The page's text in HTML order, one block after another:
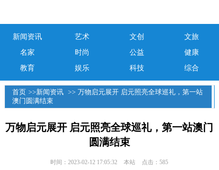
新闻资讯 艺术 文创
文旅
名家
时尚 公益
健康
教育
娱乐 科技 综合
首页 >>新闻资讯
>> 万物启元展开 启元照亮全球巡礼，第一站
澳门圆满结束
万物启元展开 启元照亮全球巡礼，第一站澳门
圆满结束
时间：2023-02-12 17:05:32 本站 点击：585